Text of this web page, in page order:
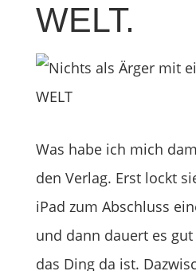
WELT.
Was habe ich mich
den Verlag. Erst lockt
iPad zum Abschluss
und dann dauert es
das Ding da ist.